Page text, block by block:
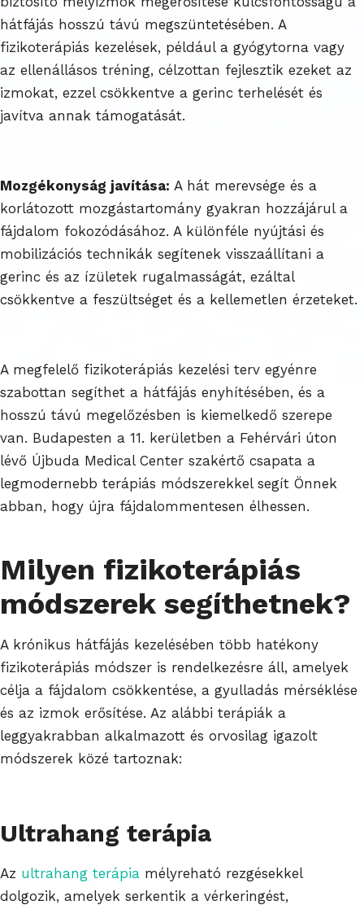
hátfájás hosszú távú megszüntetésében. A
fizikoterápiás kezelések, például a gyógytorna vagy
az ellenállásos tréning, célzottan fejlesztik ezeket az
izmokat, ezzel csökkentve a gerinc terhelését és
javítva annak támogatását.
Mozgékonyság javítása: A hát merevsége és a
korlátozott mozgástartomány gyakran hozzájárul a
fájdalom fokozódásához. A különféle nyújtási és
mobilizációs technikák segítenek visszaállítani a
gerinc és az ízületek rugalmasságát, ezáltal
csökkentve a feszültséget és a kellemetlen érzeteket.
A megfelelő fizikoterápiás kezelési terv egyénre
szabottan segíthet a hátfájás enyhítésében, és a
hosszú távú megelőzésben is kiemelkedő szerepe
van. Budapesten a 11. kerületben a Fehérvári úton
lévő Újbuda Medical Center szakértő csapata a
legmodernebb terápiás módszerekkel segít Önnek
abban, hogy újra fájdalommentesen élhessen.
Milyen fizikoterápiás
módszerek segíthetnek?
A krónikus hátfájás kezelésében több hatékony
fizikoterápiás módszer is rendelkezésre áll, amelyek
célja a fájdalom csökkentése, a gyulladás mérséklése
és az izmok erősítése. Az alábbi terápiák a
leggyakrabban alkalmazott és orvosilag igazolt
módszerek közé tartoznak:
Ultrahang terápia
Az ultrahang terápia mélyreható rezgésekkel
dolgozik, amelyek serkentik a vérkeringést,